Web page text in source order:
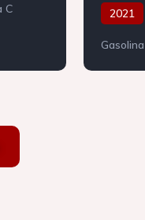
2021
Gasolina